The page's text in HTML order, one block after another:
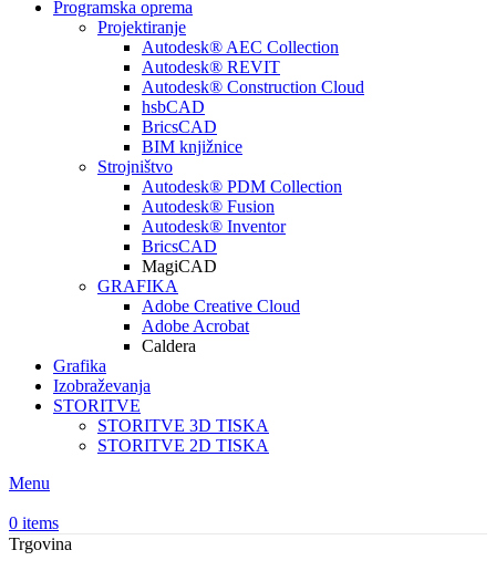
Programska oprema
Projektiranje
Autodesk® AEC Collection
Autodesk® REVIT
Autodesk® Construction Cloud
hsbCAD
BricsCAD
BIM knjižnice
Strojništvo
Autodesk® PDM Collection
Autodesk® Fusion
Autodesk® Inventor
BricsCAD
MagiCAD
GRAFIKA
Adobe Creative Cloud
Adobe Acrobat
Caldera
Grafika
Izobraževanja
STORITVE
STORITVE 3D TISKA
STORITVE 2D TISKA
Menu
0 items
Trgovina